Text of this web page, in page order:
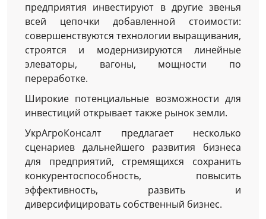
предприятия инвестируют в другие звенья
всей цепочки добавленной стоимости:
совершенствуются технологии выращивания,
строятся и модернизируются линейные
элеваторы, вагоны, мощности по
переработке.
Широкие потенциальные возможности для
инвестиций открывает также рынок земли.
УкрАгроКонсалт предлагает несколько
сценариев дальнейшего развития бизнеса
для предприятий, стремящихся сохранить
конкурентоспособность, повысить
эффективность, развить и
диверсифицировать собственный бизнес.